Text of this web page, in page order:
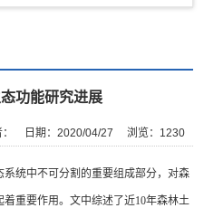
功能研究进展
日期：2020/04/27 浏览： 1230
统中不可分割的重要组成部分，对森
重要作用。文中综述了近10年森林土